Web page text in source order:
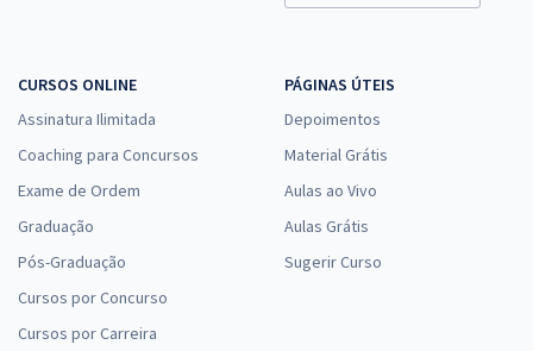
19,33
Comprar
IMBEL - Indústria de Material Bélico do Brasil - Analista Especializado
- Comprador Técnico
à vista
CURSOS ONLINE
Assinatura Ilimitada
Coaching para Concursos
Exame de Ordem
Graduação
Pós-Graduação
Cursos por Concurso
Cursos por Carreira
PÁGINAS ÚTEIS
Depoimentos
Material Grátis
Aulas ao Vivo
Aulas Grátis
Sugerir Curso